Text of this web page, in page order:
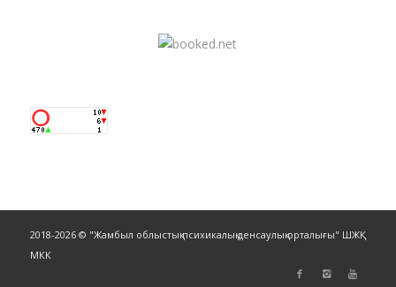
2018-2026 © "Жамбыл облыстық психикалық денсаулық орталығы" ШЖҚ
МКК